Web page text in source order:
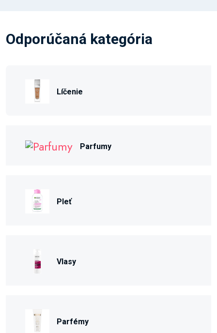
Odporúčaná kategória
Líčenie
Parfumy
Pleť
Vlasy
Parfémy